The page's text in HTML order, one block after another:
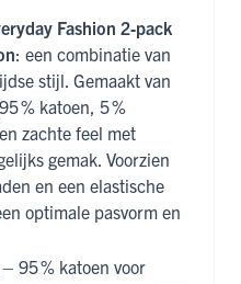
Fashion 2‑pack
: een combinatie van
stijl. Gemaakt van
% katoen, 5 %
zachte feel met
gemak. Voorzien
en een elastische
optimale pasvorm en
– 95 % katoen voor